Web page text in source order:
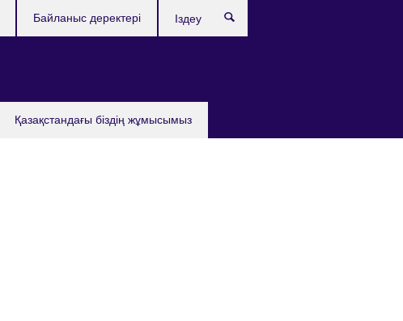
Қазақстандағы бiздiң жұмысымыз
Байланыс деректері